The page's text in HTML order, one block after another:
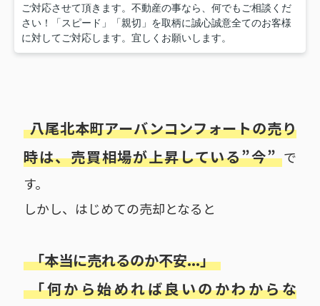
ご対応させて頂きます。不動産の事なら、何でもご相談くだ
さい！「スピード」「親切」を取柄に誠心誠意全てのお客様
に対してご対応します。宜しくお願いします。
八尾北本町アーバンコンフォートの売り
時は、売買相場が上昇している”今” で
す。
しかし、はじめての売却となると
「本当に売れるのか不安...」
「何から始めれば良いのかわからな